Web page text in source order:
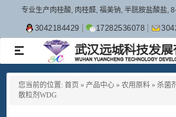
专业生产肉桂酸, 肉桂醛, 福美钠, 半胱胺盐酸盐,
3042184429 17282536078
TOGGLE
NAVIGATION
您当前的位置: 首页 » 产品中心 » 农用原料 » 杀菌剂
散粒剂WDG